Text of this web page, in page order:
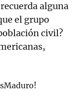
alguna
el grupo
civil?
!